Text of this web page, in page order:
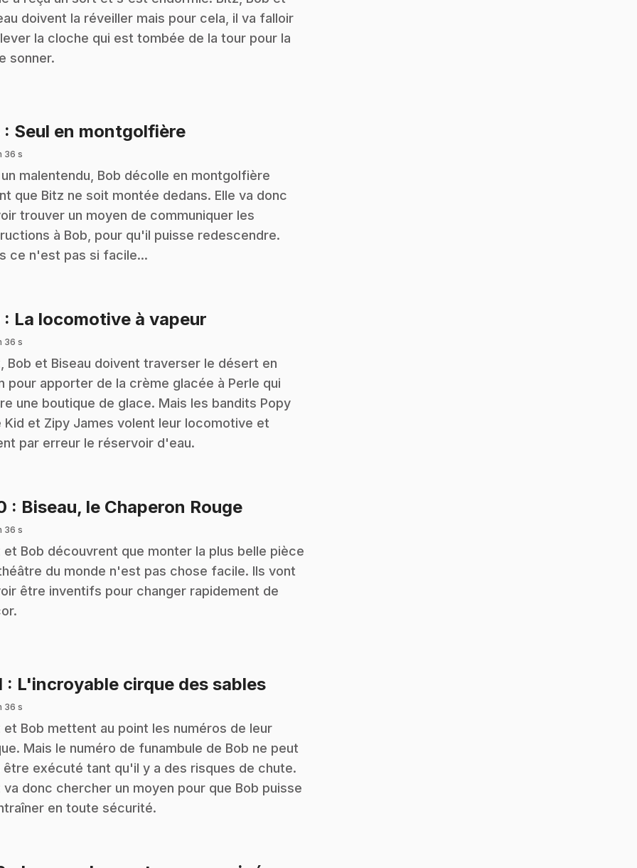
doivent la réveiller mais pour cela, il va falloir
la cloche qui est tombée de la tour pour la
sonner.
: Seul en montgolfière.
36 s
un malentendu, Bob décolle en montgolfière
que Bitz ne soit montée dedans. Elle va donc
trouver un moyen de communiquer les
à Bob, pour qu'il puisse redescendre.
ce n'est pas si facile...
: La locomotive à vapeur
36 s
Bob et Biseau doivent traverser le désert en
pour apporter de la crème glacée à Perle qui
une boutique de glace. Mais les bandits Popy
Kid et Zipy James volent leur locomotive et
par erreur le réservoir d'eau.
: Biseau, le Chaperon Rouge.
36 s
et Bob découvrent que monter la plus belle pièce
du monde n'est pas chose facile. Ils vont
être inventifs pour changer rapidement de
: L'incroyable cirque des sables.
36 s
et Bob mettent au point les numéros de leur
Mais le numéro de funambule de Bob ne peut
être exécuté tant qu'il y a des risques de chute.
va donc chercher un moyen pour que Bob puisse
en toute sécurité.